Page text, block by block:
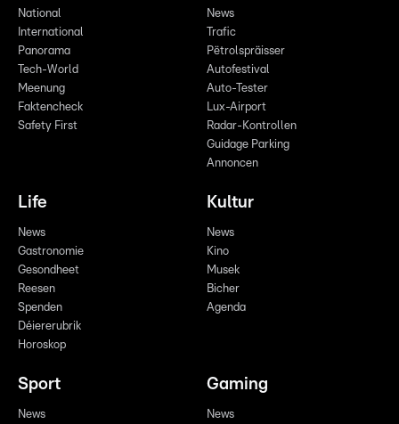
National
International
Panorama
Tech-World
Meenung
Faktencheck
Safety First
News
Trafic
Pëtrolspräisser
Autofestival
Auto-Tester
Lux-Airport
Radar-Kontrollen
Guidage Parking
Annoncen
Life
News
Gastronomie
Gesondheet
Reesen
Spenden
Déiererubrik
Horoskop
Kultur
News
Kino
Musek
Bicher
Agenda
Sport
News
Gaming
News